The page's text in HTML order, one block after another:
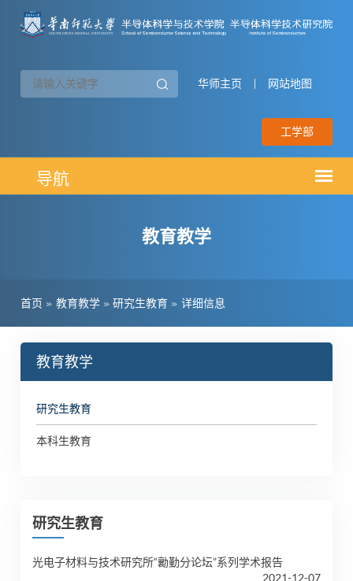
华师主页 网站地图
工学部
教育教学
首页 » 教育教学 »研究生教育 » 详细信息
教育教学
研究生教育
本科生教育
研究生教育
光电子材料与技术研究所“勷勤分论坛”系列学术报告
2021-12-07